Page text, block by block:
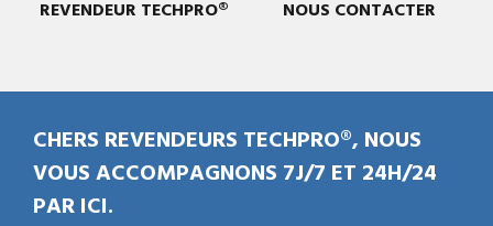
REVENDEUR TECHPRO® NOUS CONTACTER
CHERS REVENDEURS TECHPRO®, NOUS
VOUS ACCOMPAGNONS 7J/7 ET 24H/24
PAR ICI.